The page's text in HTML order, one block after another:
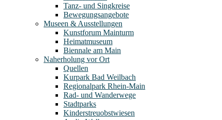
Tanz- und Singkreise
Bewegungsangebote
Museen & Ausstellungen
Kunstforum Mainturm
Heimatmuseum
Biennale am Main
Naherholung vor Ort
Quellen
Kurpark Bad Weilbach
Regionalpark Rhein-Main
Rad- und Wanderwege
Stadtparks
Kinderstreuobstwiesen